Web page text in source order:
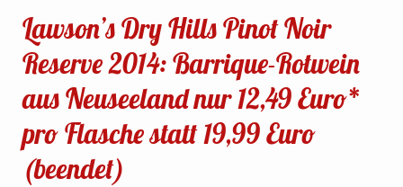
Lawson’s Dry Hills Pinot Noir
Reserve 2014: Barrique-Rotwein
aus Neuseeland nur 12,49 Euro*
pro Flasche statt 19,99 Euro
(beendet)